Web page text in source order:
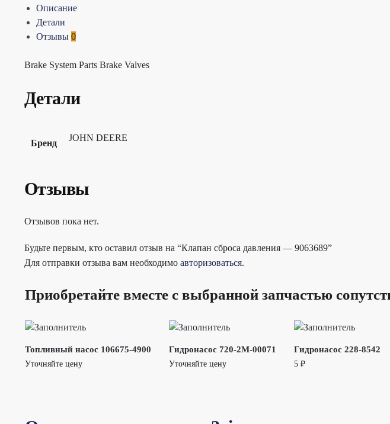
Описание
Детали
Отзывы 0
Brake System Parts Brake Valves
Детали
Бренд
JOHN DEERE
Отзывы
Отзывов пока нет.
Будьте первым, кто оставил отзыв на “Клапан сброса давления — 9063689”
Для отправки отзыва вам необходимо авторизоваться.
Приобретайте вместе с выбранной запчастью
Топливный насос 106675-4900
Уточняйте цену
Гидронасос 720-2M-00071
Уточняйте цену
Гидронасос 228-8542
5 ₽